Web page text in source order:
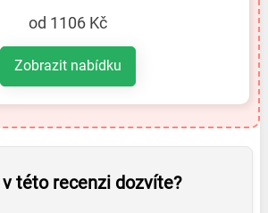
od 1106 Kč
Zobrazit nabídku
v této recenzi dozvíte?